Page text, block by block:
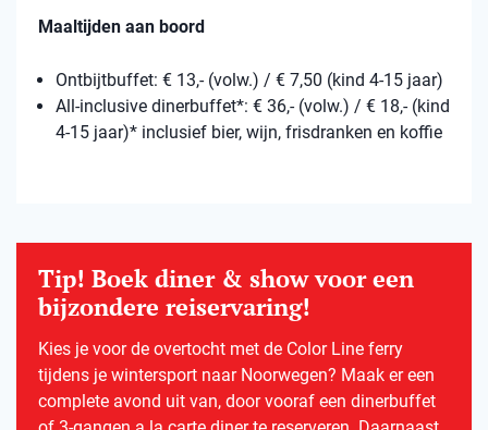
Maaltijden aan boord
Ontbijtbuffet: € 13,- (volw.) / € 7,50 (kind 4-15 jaar)
All-inclusive dinerbuffet*: € 36,- (volw.) / € 18,- (kind
4-15 jaar)* inclusief bier, wijn, frisdranken en koffie
Tip! Boek diner & show voor een
bijzondere reiservaring!
Kies je voor de overtocht met de Color Line ferry
tijdens je wintersport naar Noorwegen? Maak er een
complete avond uit van, door vooraf een dinerbuffet